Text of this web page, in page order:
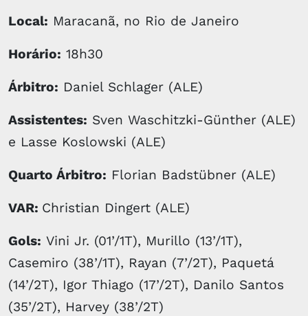
Local: Maracanã, no Rio de Janeiro
Horário: 18h30
Árbitro: Daniel Schlager (ALE)
Assistentes: Sven Waschitzki-Günther (ALE)
e Lasse Koslowski (ALE)
Quarto Árbitro: Florian Badstübner (ALE)
VAR: Christian Dingert (ALE)
Gols: Vini Jr. (01’/1T), Murillo (13’/1T),
Casemiro (38’/1T), Rayan (7’/2T), Paquetá
(14’/2T), Igor Thiago (17’/2T), Danilo Santos
(35’/2T), Harvey (38’/2T)